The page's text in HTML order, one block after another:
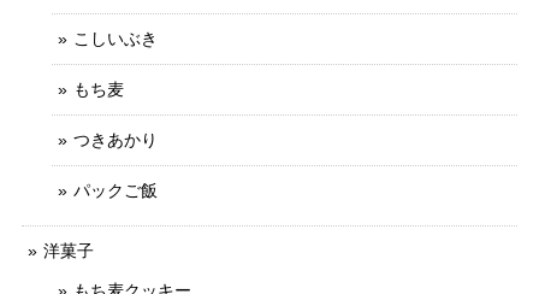
こしいぶき
もち麦
つきあかり
パックご飯
洋菓子